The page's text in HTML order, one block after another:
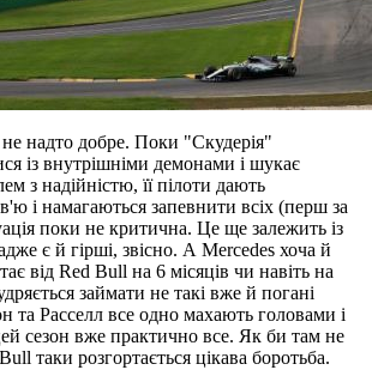
не надто добре. Поки "Скудерія"
із внутрішніми демонами і шукає
з надійністю, її пілоти дають
і намагаються запевнити всіх (перш за
поки не критична. Це ще залежить із
є й гірші, звісно. А Mercedes хоча й
від Red Bull на 6 місяців чи навіть на
займати не такі вже й погані
та Расселл все одно махають головами і
сезон вже практично все. Як би там не
таки розгортається цікава боротьба.